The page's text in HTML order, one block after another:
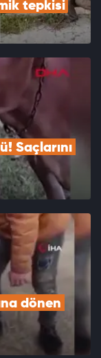
tepkisi
Saçlarını
dönen